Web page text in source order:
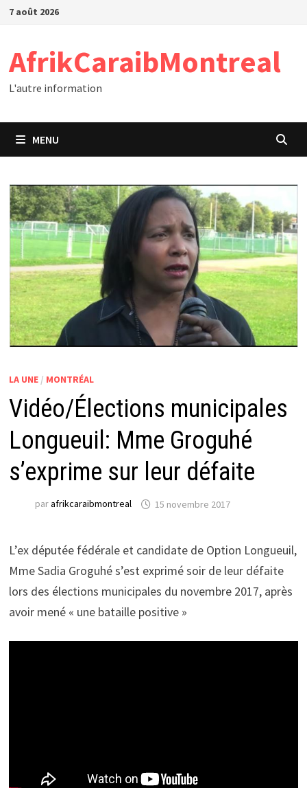
Passer
7 août 2026
AfrikCaraibMontreal
L'autre information
MENU
LA UNE/ MONTRÉAL
Vidéo/Élections municipales
Longueuil: Mme Groguhé
s’exprime sur leur défaite
parafrikcaraibmontreal 15 novembre 2017
L’ex députée fédérale et candidate de Option Longueuil,
Mme Sadia Groguhé s’est exprimé soir de leur défaite
lors des élections municipales du novembre 2017, après
avoir mené « une bataille positive »